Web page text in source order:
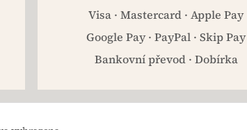
Visa · Mastercard · Apple Pay
Google Pay · PayPal · Skip Pay
Bankovní převod · Dobírka